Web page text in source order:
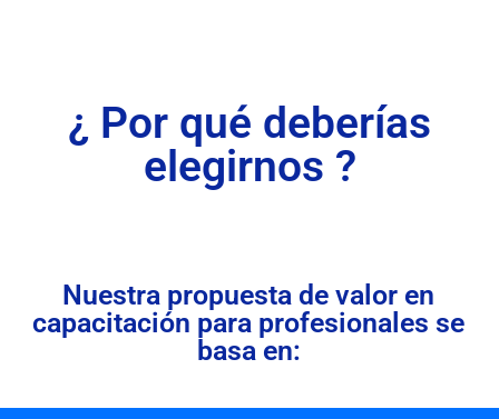
¿ Por qué deberías
elegirnos ?
Nuestra propuesta de valor en
capacitación para profesionales se
basa en: